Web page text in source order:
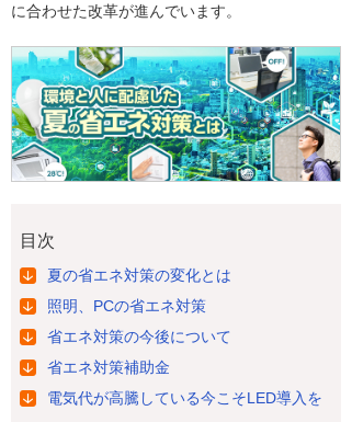
に合わせた改革が進んでいます。
目次
夏の省エネ対策の変化とは
照明、PCの省エネ対策
省エネ対策の今後について
省エネ対策補助金
電気代が高騰している今こそLED導入を